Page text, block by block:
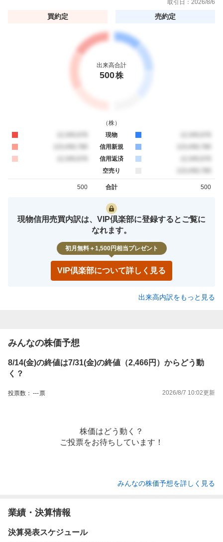
取引日： 2026/8/6
買約定 売約定
出来高合計
500株
（株）
現物
信用新規
信用返済
空売り
合計
500 500
現物信用売買内訳は、VIP倶楽部に登録するとご覧に
なれます。
初月無料＋1,500円相当プレゼント
VIP倶楽部について詳しく見る
出来高内訳をもっと見る
みんなの株価予想
8/14(金)の終値は7/31(金)の終値（2,466円）からどう動
く？
投票数： ---票 2026/8/7 10:02更新
株価はどう動く？
ご投票をお待ちしています！
みんなの株価予想を詳しく見る
業績・決算情報
決算発表スケジュール